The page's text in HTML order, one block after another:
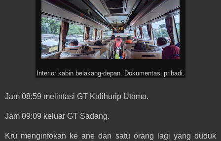
Interior kabin belakang-depan. Dokumentasi pribadi.
Jam 08:59 melintasi GT Kalihurip Utama.
Jam 09:09 keluar GT Sadang.
Kru menginfokan ke ane dan satu orang lagi yang duduk